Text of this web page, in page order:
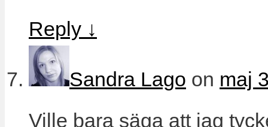
Reply ↓
Sandra Lago on maj
Ville bara säga att jag